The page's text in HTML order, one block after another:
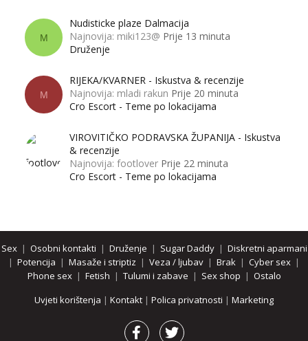
M
Nudisticke plaze Dalmacija
Najnovija: miki123@ Prije 13 minuta
Druženje
M
RIJEKA/KVARNER - Iskustva & recenzije
Najnovija: mladi rakun Prije 20 minuta
Cro Escort - Teme po lokacijama
VIROVITIČKO PODRAVSKA ŽUPANIJA - Iskustva
& recenzije
Najnovija: footlover Prije 22 minuta
Cro Escort - Teme po lokacijama
Sex| Osobni kontakti | Druženje | Sugar Daddy| Diskretni aparmani
| Potencija | Masaže i striptiz | Veza / ljubav | Brak | Cyber sex |
Phone sex| Fetish | Tulumi i zabave | Sex shop | Ostalo
Uvjeti korištenja | Kontakt | Polica privatnosti | Marketing